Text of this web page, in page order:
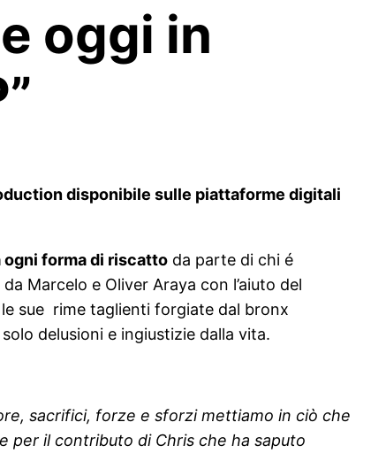
oggi in
disponibile sulle piattaforme digitali
ogni forma di riscatto da parte di chi é
Marcelo e Oliver Araya con l’aiuto del
sue rime taglienti forgiate dal bronx
delusioni e ingiustizie dalla vita.
sacrifici, forze e sforzi mettiamo in ciò che
per il contributo di Chris che ha saputo